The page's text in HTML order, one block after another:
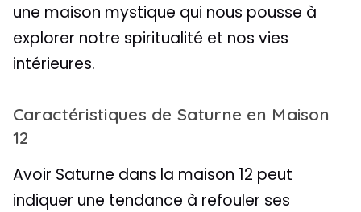
une maison mystique qui nous pousse à
explorer notre spiritualité et nos vies
intérieures.
Caractéristiques de Saturne en Maison
12
Avoir Saturne dans la maison 12 peut
indiquer une tendance à refouler ses